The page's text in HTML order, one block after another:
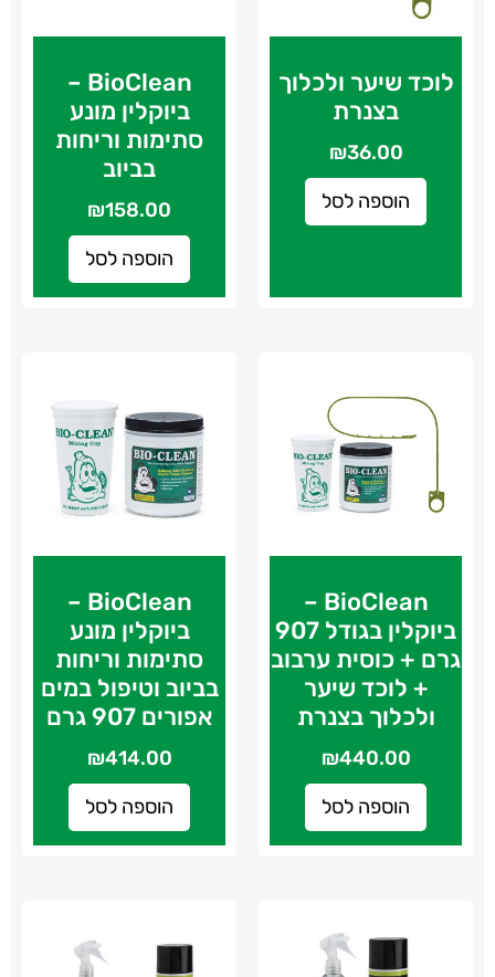
לוכד שיער ולכלוך
בצנרת
₪36.00
הוספה לסל
BioClean –
ביוקלין מונע
סתימות וריחות
בביוב
₪158.00
הוספה לסל
BioClean –
ביוקלין בגודל 907
גרם + כוסית ערבוב
+ לוכד שיער
ולכלוך בצנרת
₪440.00
הוספה לסל
BioClean –
ביוקלין מונע
סתימות וריחות
בביוב וטיפול במים
אפורים 907 גרם
₪414.00
הוספה לסל